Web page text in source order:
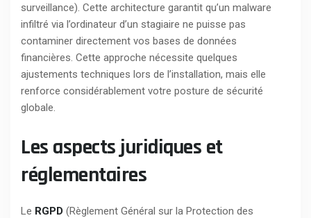
surveillance). Cette architecture garantit qu’un malware
infiltré via l’ordinateur d’un stagiaire ne puisse pas
contaminer directement vos bases de données
financières. Cette approche nécessite quelques
ajustements techniques lors de l’installation, mais elle
renforce considérablement votre posture de sécurité
globale.
Les aspects juridiques et
réglementaires
Le RGPD (Règlement Général sur la Protection des